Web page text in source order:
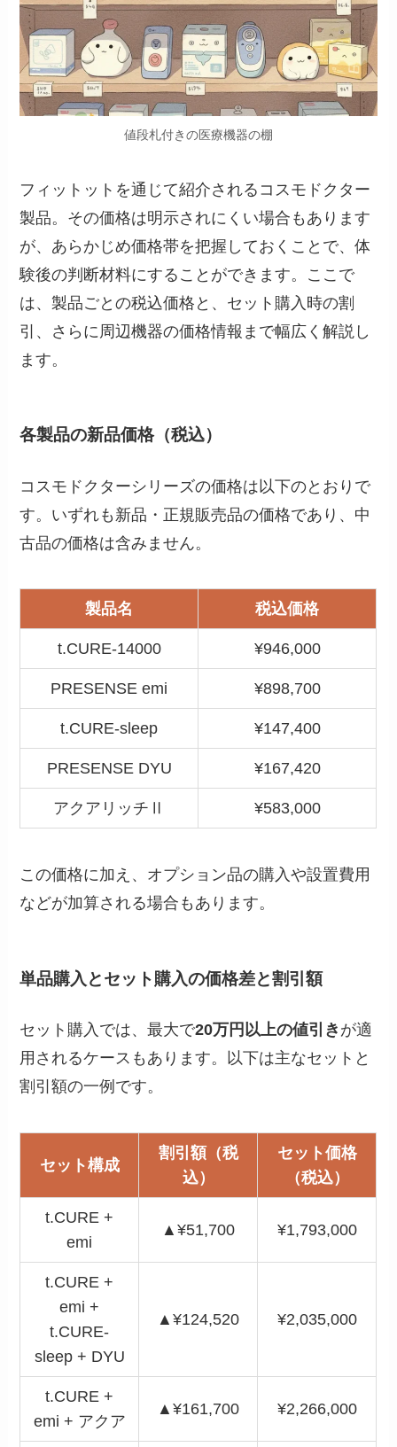
値段札付きの医療機器の棚
フィットットを通じて紹介されるコスモドクター
製品。その価格は明示されにくい場合もあります
が、あらかじめ価格帯を把握しておくことで、体
験後の判断材料にすることができます。ここで
は、製品ごとの税込価格と、セット購入時の割
引、さらに周辺機器の価格情報まで幅広く解説し
ます。
各製品の新品価格（税込）
コスモドクターシリーズの価格は以下のとおりで
す。いずれも新品・正規販売品の価格であり、中
古品の価格は含みません。
製品名 税込価格
t.CURE-14000 ¥946,000
PRESENSE emi ¥898,700
t.CURE-sleep ¥147,400
PRESENSE DYU ¥167,420
アクアリッチⅡ ¥583,000
この価格に加え、オプション品の購入や設置費用
などが加算される場合もあります。
単品購入とセット購入の価格差と割引額
セット購入では、最大で20万円以上の値引き が適
用されるケースもあります。以下は主なセットと
割引額の一例です。
セット構成
割引額（税
込）
セット価格
（税込）
t.CURE +
emi
▲¥51,700 ¥1,793,000
t.CURE +
emi +
t.CURE-
sleep + DYU
▲¥124,520 ¥2,035,000
t.CURE +
emi + アクア
▲¥161,700 ¥2,266,000